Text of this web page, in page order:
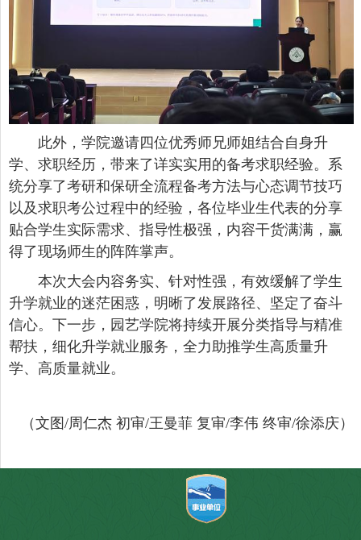
此外，学院邀请四位优秀师兄师姐结合自身升
学、求职经历，带来了详实实用的备考求职经验。系
统分享了考研和保研全流程备考方法与心态调节技巧
以及求职考公过程中的经验，各位毕业生代表的分享
贴合学生实际需求、指导性极强，内容干货满满，赢
得了现场师生的阵阵掌声。
本次大会内容务实、针对性强，有效缓解了学生
升学就业的迷茫困惑，明晰了发展路径、坚定了奋斗
信心。下一步，园艺学院将持续开展分类指导与精准
帮扶，细化升学就业服务，全力助推学生高质量升
学、高质量就业。
（文图/周仁杰 初审/王曼菲 复审/李伟 终审/徐添庆）